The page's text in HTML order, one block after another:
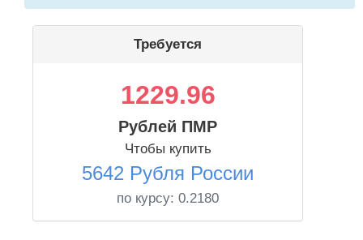
Требуется
1229.96
Рублей ПМР
Чтобы купить
5642 Рубля России
по курсу: 0.2180